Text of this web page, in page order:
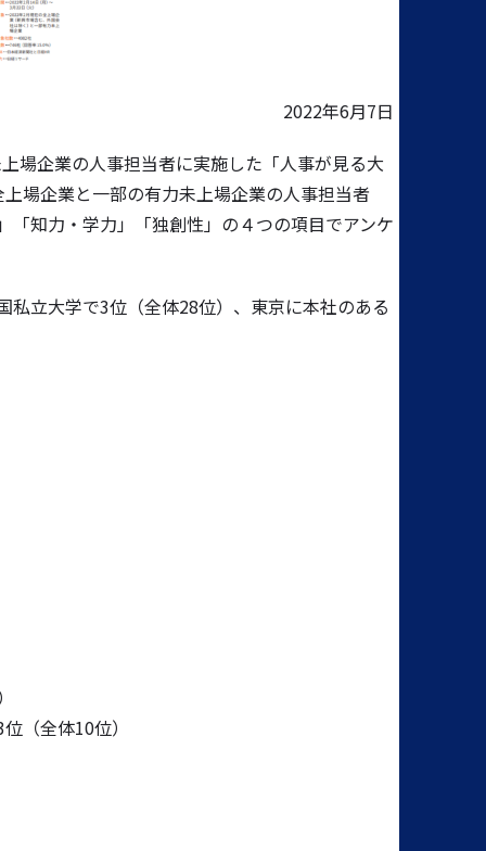
2022年6月7日
場企業の人事担当者に実施した「人事が見る大
場企業と一部の有力未上場企業の人事担当者
知力・学力」「独創性」の４つの項目でアンケ
立大学で3位（全体28位）、東京に本社のある
（全体10位）